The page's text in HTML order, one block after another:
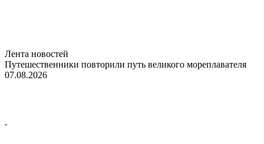
Лента новостей
Путешественники повторили путь великого мореплавателя
07.08.2026